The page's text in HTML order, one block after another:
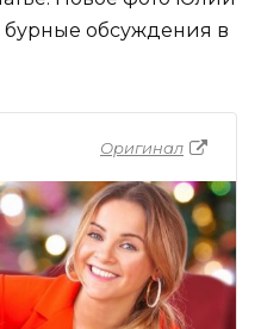
бурные обсуждения в
Оригинал